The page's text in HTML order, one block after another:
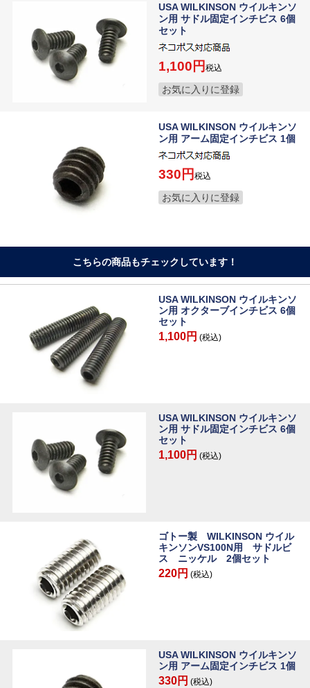
USA WILKINSON ウイルキンソ
ン用 サドル固定インチビス 6個
セット
1,100 税込
お気に入りに登録
USA WILKINSON ウイルキンソ
ン用 アーム固定インチビス 1個
330 税込
お気に入りに登録
こちらの商品もチェックしています！
USA WILKINSON ウイルキンソ
ン用 オクターブインチビス 6個
セット
1,100円 (税込)
USA WILKINSON ウイルキンソ
ン用 サドル固定インチビス 6個
セット
1,100円 (税込)
ゴトー製 WILKINSON ウイル
キンソンVS100N用 サドルビ
ス ニッケル 2個セット
220円 (税込)
USA WILKINSON ウイルキンソ
ン用 アーム固定インチビス 1個
330円 (税込)